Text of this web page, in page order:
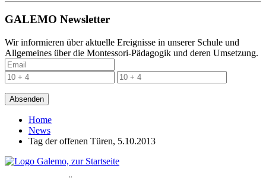
GALEMO Newsletter
Wir informieren über aktuelle Ereignisse in unserer Schule und
Allgemeines über die Montessori-Pädagogik und deren Umsetzung.
Absenden
Home
News
Tag der offenen Türen, 5.10.2013